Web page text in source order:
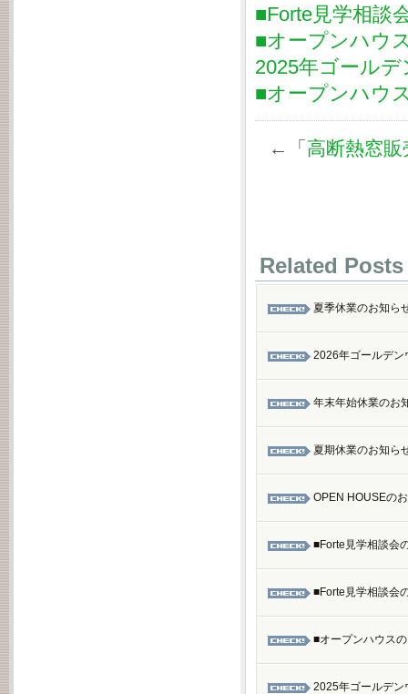
■Forte見学相談
■オープンハウ
2025年ゴール
■オープンハウ
←「 高断熱窓
Related
夏季休業のお知ら
2026年ゴールデン
年末年始休業のお
夏期休業のお知ら
OPEN HOUSEの
■Forte見学相談会
■Forte見学相談会
■オープンハウス
2025年ゴールデン